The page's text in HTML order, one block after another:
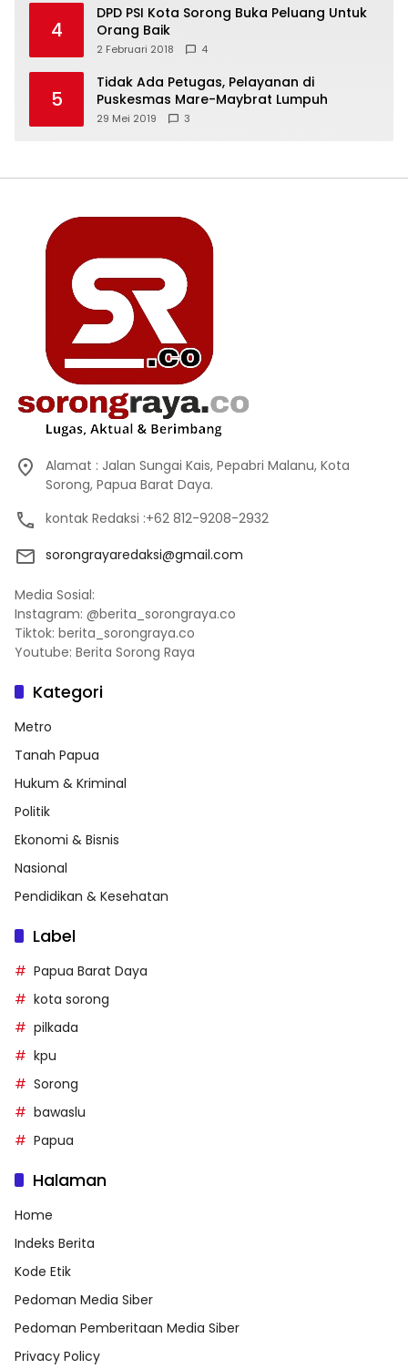
4
DPD PSI Kota Sorong Buka Peluang Untuk
Orang Baik
2 Februari 2018 4
5
Tidak Ada Petugas, Pelayanan di
Puskesmas Mare-Maybrat Lumpuh
29 Mei 2019 3
Alamat : Jalan Sungai Kais, Pepabri Malanu, Kota
Sorong, Papua Barat Daya.
kontak Redaksi :+62 812-9208-2932
sorongrayaredaksi@gmail.com
Media Sosial:
Instagram: @berita_sorongraya.co
Tiktok: berita_sorongraya.co
Youtube: Berita Sorong Raya
Kategori
Metro
Tanah Papua
Hukum & Kriminal
Politik
Ekonomi & Bisnis
Nasional
Pendidikan & Kesehatan
Label
Papua Barat Daya
kota sorong
pilkada
kpu
Sorong
bawaslu
Papua
Halaman
Home
Indeks Berita
Kode Etik
Pedoman Media Siber
Pedoman Pemberitaan Media Siber
Privacy Policy